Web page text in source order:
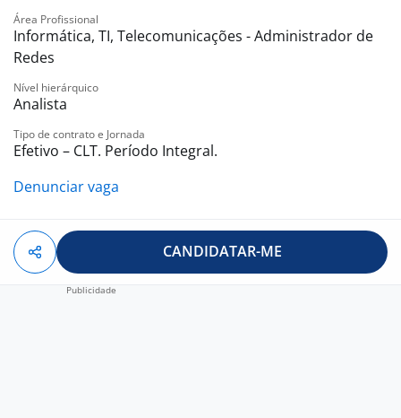
• Parcerias com instituições de ensino e plataformas
de capacitação;
certificações.
Área Profissional
Informática, TI, Telecomunicações - Administrador de
Redes
Nível hierárquico
Analista
Tipo de contrato e Jornada
Efetivo – CLT. Período Integral.
Denunciar vaga
CANDIDATAR-ME